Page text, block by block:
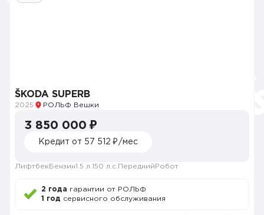
ŠKODA SUPERB
2025 РОЛЬФ Вешки
3 850 000 ₽
Кредит от 57 512 ₽/мес
Лифтбек Бензин1.5 л. 150 л.с. Передний Робот
2 года гарантии от РОЛЬФ
1 год сервисного обслуживания